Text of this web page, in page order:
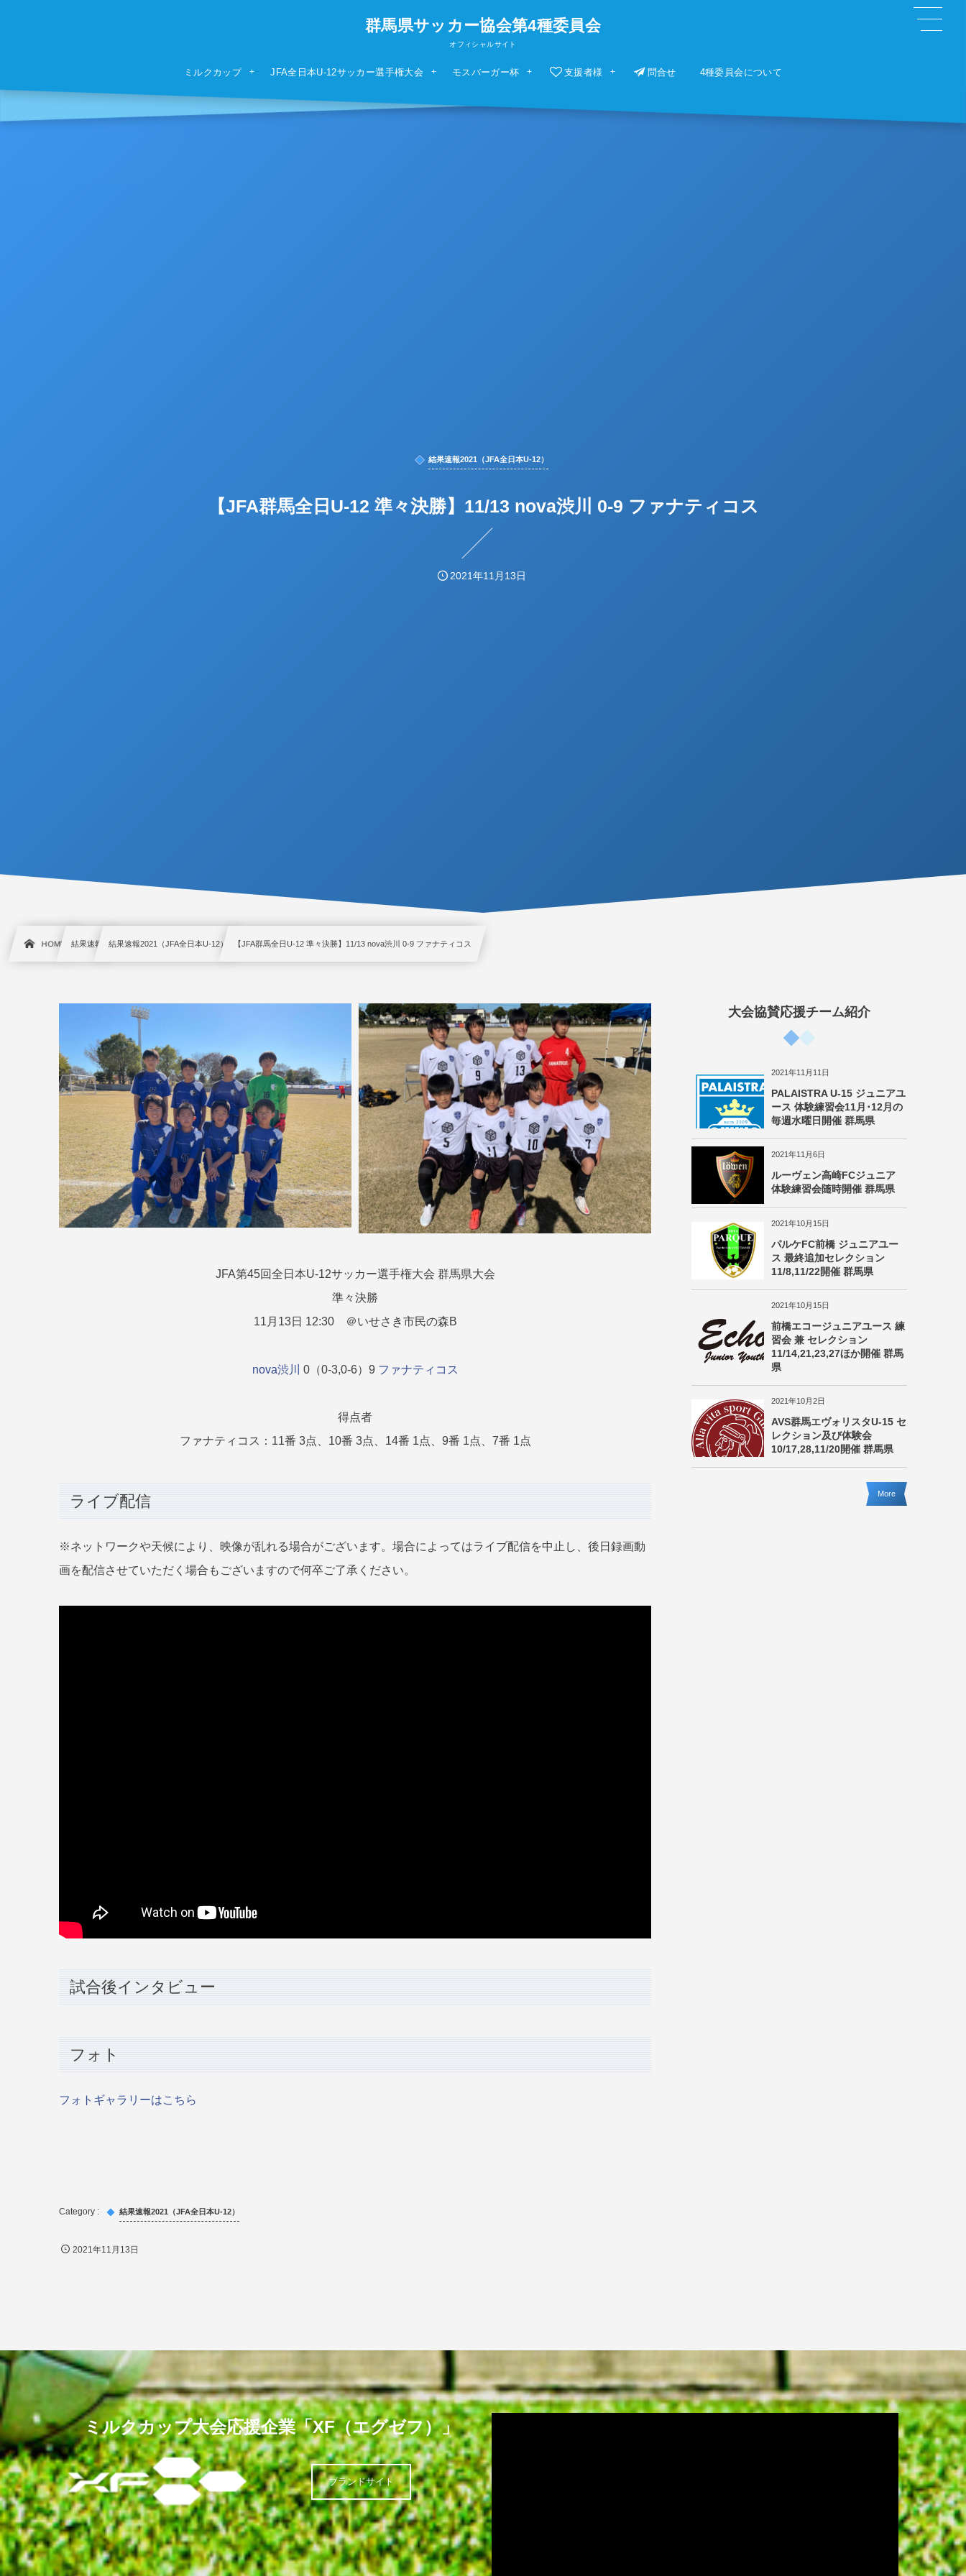
群馬県サッカー協会第4種委員会
オフィシャルサイト
ミルクカップ JFA全日本U-12サッカー選手権大会 モスバーガー杯 支援者様 問合せ 4種委員会について
結果速報2021（JFA全日本U-12）
【JFA群馬全日U-12 準々決勝】11/13 nova渋川 0-9 ファナティコス
2021年11月13日
HOME 結果速報 結果速報2021（JFA全日本U-12） 【JFA群馬全日U-12 準々決勝】11/13 nova渋川 0-9 ファナティコス
JFA第45回全日本U-12サッカー選手権大会 群馬県大会
準々決勝
11月13日 12:30 ＠いせさき市民の森B
nova渋川 0（0-3,0-6）9 ファナティコス
得点者
ファナティコス：11番 3点、10番 3点、14番 1点、9番 1点、7番 1点
ライブ配信
※ネットワークや天候により、映像が乱れる場合がございます。場合によってはライブ配信を中止し、後日録画動
画を配信させていただく場合もございますので何卒ご了承ください。
試合後インタビュー
フォト
フォトギャラリーはこちら
結果速報2021（JFA全日本U-12）
2021年11月13日
大会協賛応援チーム紹介
2021年11月11日
PALAISTRA U-15 ジュニアユ
ース 体験練習会11月･12月の
毎週水曜日開催 群馬県
2021年11月6日
ルーヴェン高崎FCジュニア
体験練習会随時開催 群馬県
2021年10月15日
パルケFC前橋 ジュニアユー
ス 最終追加セレクション
11/8,11/22開催 群馬県
2021年10月15日
前橋エコージュニアユース 練
習会 兼 セレクション
11/14,21,23,27ほか開催 群馬
県
2021年10月2日
AVS群馬エヴォリスタU-15 セ
レクション及び体験会
10/17,28,11/20開催 群馬県
More
ミルクカップ大会応援企業「XF（エグゼフ）」
ブランドサイト